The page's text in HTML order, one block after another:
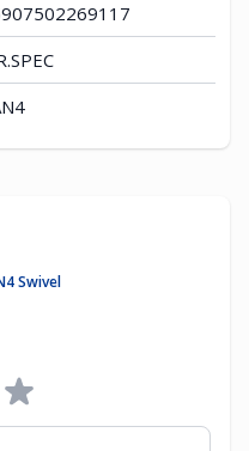
Swivel